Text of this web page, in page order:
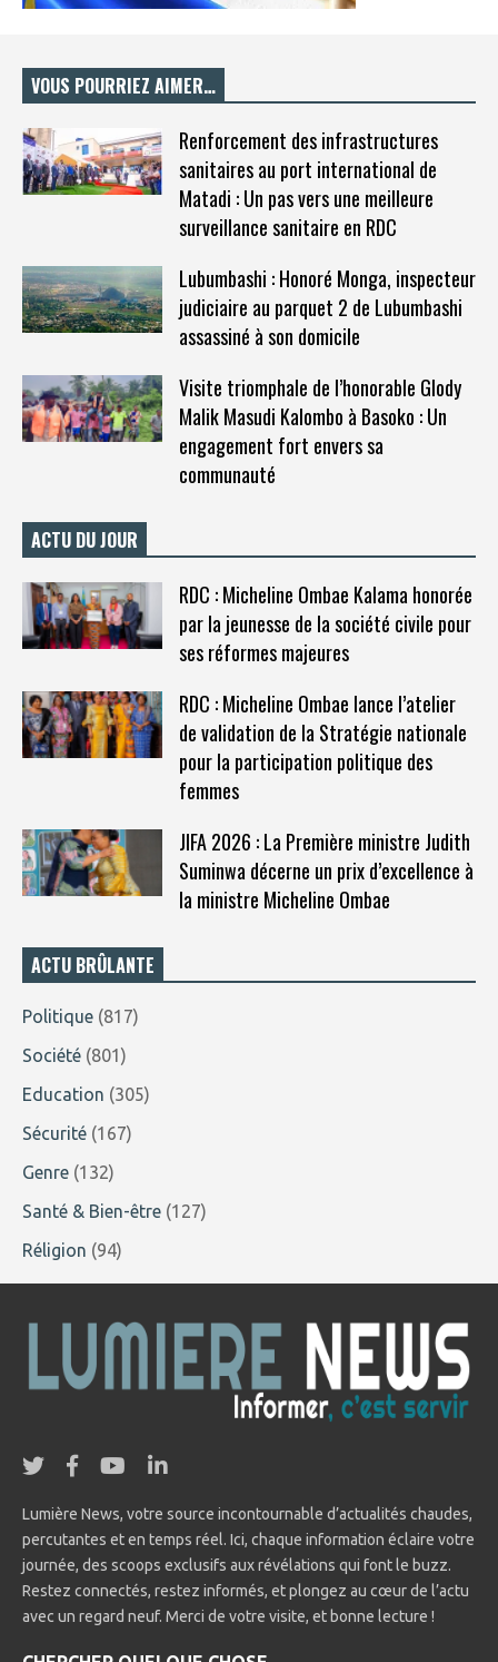
VOUS POURRIEZ AIMER…
Renforcement des infrastructures
sanitaires au port international de
Matadi : Un pas vers une meilleure
surveillance sanitaire en RDC
Lubumbashi : Honoré Monga, inspecteur
judiciaire au parquet 2 de Lubumbashi
assassiné à son domicile
Visite triomphale de l’honorable Glody
Malik Masudi Kalombo à Basoko : Un
engagement fort envers sa
communauté
ACTU DU JOUR
RDC : Micheline Ombae Kalama honorée
par la jeunesse de la société civile pour
ses réformes majeures
RDC : Micheline Ombae lance l’atelier
de validation de la Stratégie nationale
pour la participation politique des
femmes
JIFA 2026 : La Première ministre Judith
Suminwa décerne un prix d’excellence à
la ministre Micheline Ombae
ACTU BRÛLANTE
Politique (817)
Société (801)
Education (305)
Sécurité (167)
Genre (132)
Santé & Bien-être (127)
Réligion (94)
Lumière News, votre source incontournable d’actualités chaudes,
percutantes et en temps réel. Ici, chaque information éclaire votre
journée, des scoops exclusifs aux révélations qui font le buzz.
Restez connectés, restez informés, et plongez au cœur de l’actu
avec un regard neuf. Merci de votre visite, et bonne lecture !